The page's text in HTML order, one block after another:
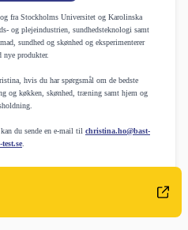
fra Stockholms Universitet og Karolinska
og plejeindustrien, sundhedsteknologi samt
sundhed og skønhed og eksperimenterer
nye produkter.
hvis du har spørgsmål om de bedste
og køkken, skønhed, træning samt hjem og
du sende en e-mail til christina.ho@bast-
test.se